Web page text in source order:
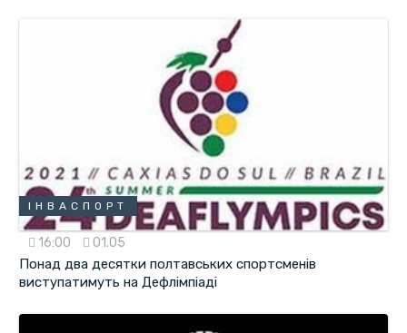
ІНВАСПОРТ
16:00 01.05
Понад два десятки полтавських спортсменів
виступатимуть на Дефлімпіаді